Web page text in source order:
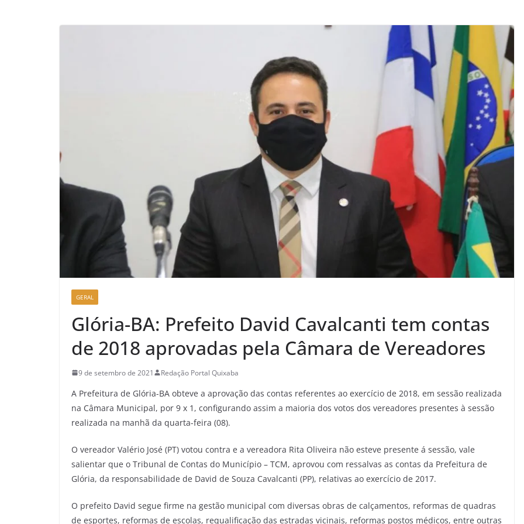
GERAL
Glória-BA: Prefeito David Cavalcanti tem contas
de 2018 aprovadas pela Câmara de Vereadores
9 de setembro de 2021 Redação Portal Quixaba
A Prefeitura de Glória-BA obteve a aprovação das contas referentes ao exercício de 2018, em sessão realizada
na Câmara Municipal, por 9 x 1, configurando assim a maioria dos votos dos vereadores presentes à sessão
realizada na manhã da quarta-feira (08).
O vereador Valério José (PT) votou contra e a vereadora Rita Oliveira não esteve presente á sessão, vale
salientar que o Tribunal de Contas do Município – TCM, aprovou com ressalvas as contas da Prefeitura de
Glória, da responsabilidade de David de Souza Cavalcanti (PP), relativas ao exercício de 2017.
O prefeito David segue firme na gestão municipal com diversas obras de calçamentos, reformas de quadras
de esportes, reformas de escolas, requalificação das estradas vicinais, reformas postos médicos, entre outras